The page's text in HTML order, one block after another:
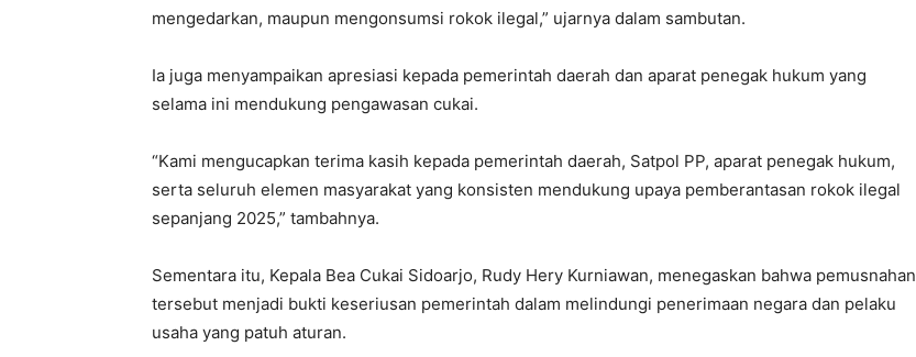
mengedarkan, maupun mengonsumsi rokok ilegal,” ujarnya dalam sambutan.
Ia juga menyampaikan apresiasi kepada pemerintah daerah dan aparat penegak hukum yang
selama ini mendukung pengawasan cukai.
“Kami mengucapkan terima kasih kepada pemerintah daerah, Satpol PP, aparat penegak hukum,
serta seluruh elemen masyarakat yang konsisten mendukung upaya pemberantasan rokok ilegal
sepanjang 2025,” tambahnya.
Sementara itu, Kepala Bea Cukai Sidoarjo, Rudy Hery Kurniawan, menegaskan bahwa pemusnahan
tersebut menjadi bukti keseriusan pemerintah dalam melindungi penerimaan negara dan pelaku
usaha yang patuh aturan.